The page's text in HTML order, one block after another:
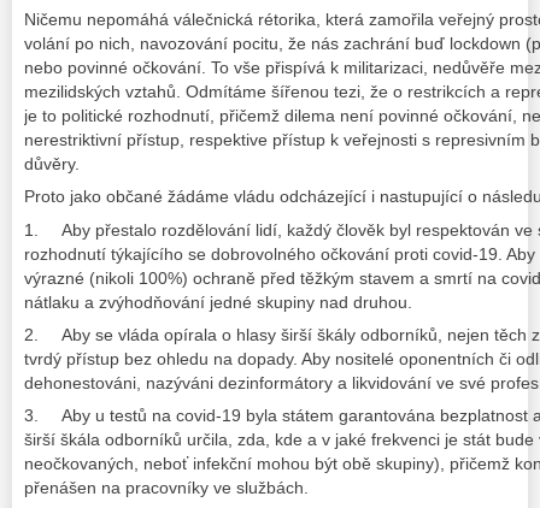
Ničemu nepomáhá válečnická rétorika, která zamořila veřejný
volání po nich, navozování pocitu, že nás zachrání buď lockdown
nebo povinné očkování. To vše přispívá k militarizaci, nedůvěře
mezilidských vztahů. Odmítáme šířenou tezi, že o restrikcích a
je to politické rozhodnutí, přičemž dilema není povinné očkování,
nerestriktivní přístup, respektive přístup k veřejnosti s represivním
důvěry.
Proto jako občané žádáme vládu odcházející i nastupující o
1. Aby přestalo rozdělování lidí, každý člověk byl respektován ve
rozhodnutí týkajícího se dobrovolného očkování proti covid-19.
výrazné (nikoli 100%) ochraně před těžkým stavem a smrtí na
nátlaku a zvýhodňování jedné skupiny nad druhou.
2. Aby se vláda opírala o hlasy širší škály odborníků, nejen těch
tvrdý přístup bez ohledu na dopady. Aby nositelé oponentních či
dehonestováni, nazýváni dezinformátory a likvidování ve své
3. Aby u testů na covid-19 byla státem garantována bezplatnost
širší škála odborníků určila, zda, kde a v jaké frekvenci je stát
neočkovaných, neboť infekční mohou být obě skupiny), přičemž
přenášen na pracovníky ve službách.